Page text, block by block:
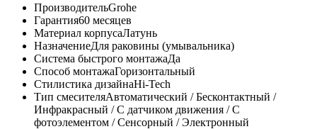
ПроизводительGrohe
Гарантия60 месяцев
Материал корпусаЛатунь
НазначениеДля раковины (умывальника)
Система быстрого монтажаДа
Способ монтажаГоризонтальный
Стилистика дизайнаHi-Tech
Тип смесителяАвтоматический / Бесконтактный /
Инфракрасный / С датчиком движения / С
фотоэлементом / Сенсорный / Электронный